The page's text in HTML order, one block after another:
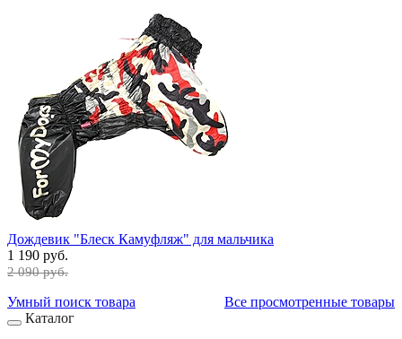
Дождевик "Блеск Камуфляж" для мальчика
1 190 руб.
2 090 руб.
Все просмотренные товары
Умный поиск товара
Каталог